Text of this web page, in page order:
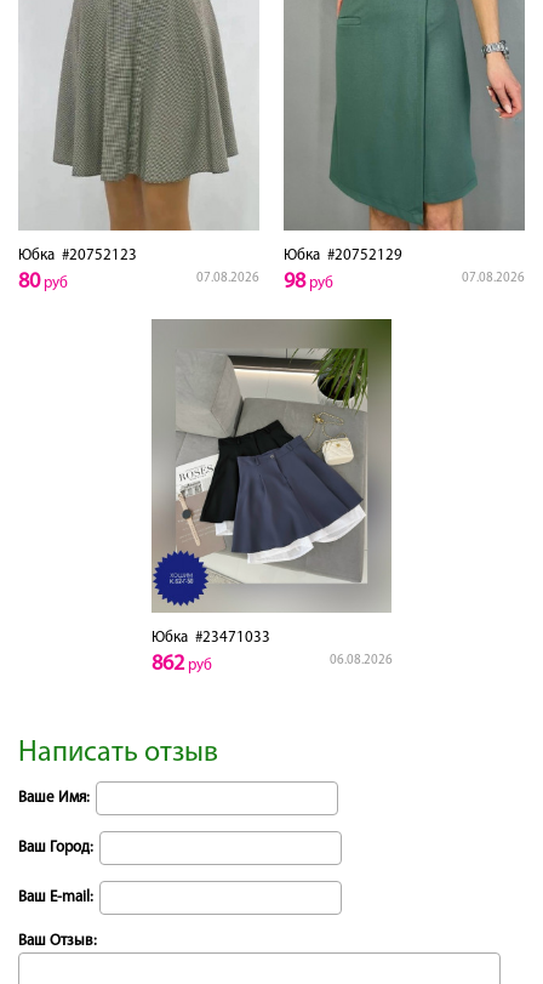
Юбка #20752123
07.08.2026
80руб
Юбка #20752129
07.08.2026
98руб
Юбка#23471033
06.08.2026
862руб
Написать отзыв
Ваше Имя:
Ваш Город:
Ваш E-mail:
Ваш Отзыв: